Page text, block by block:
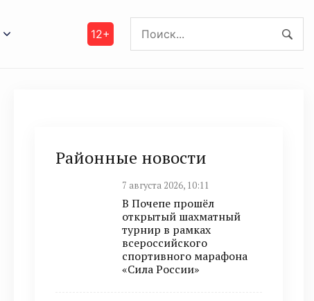
12+
Районные новости
7 августа 2026, 10:11
В Почепе прошёл
открытый шахматный
турнир в рамках
всероссийского
спортивного марафона
«Сила России»